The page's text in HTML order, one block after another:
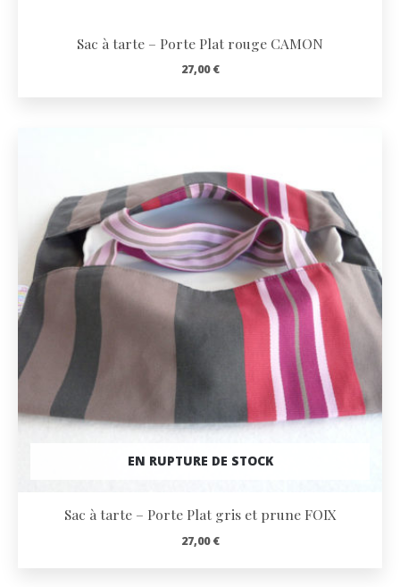
Sac à tarte – Porte Plat rouge CAMON
27,00€
EN RUPTURE DE STOCK
Sac à tarte – Porte Plat gris et prune FOIX
27,00€